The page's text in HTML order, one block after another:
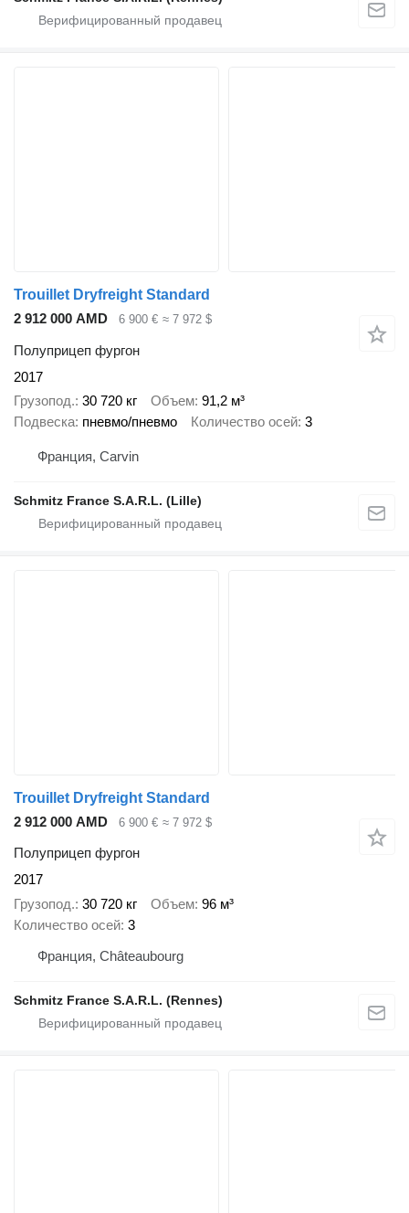
Trouillet Dryfreight Standard
2 912 000 AMD
6 900 € ≈ 7 972 $
Полуприцеп фургон
2017
Грузопод. 30 720 кг Объем 91,2 м³
Подвеска пневмо/пневмо Количество осей 3
Франция, Carvin
Schmitz France S.A.R.L. (Lille)
Trouillet Dryfreight Standard
2 912 000 AMD
6 900 € ≈ 7 972 $
Полуприцеп фургон
2017
Грузопод. 30 720 кг Объем 96 м³
Количество осей 3
Франция, Châteaubourg
Schmitz France S.A.R.L. (Rennes)